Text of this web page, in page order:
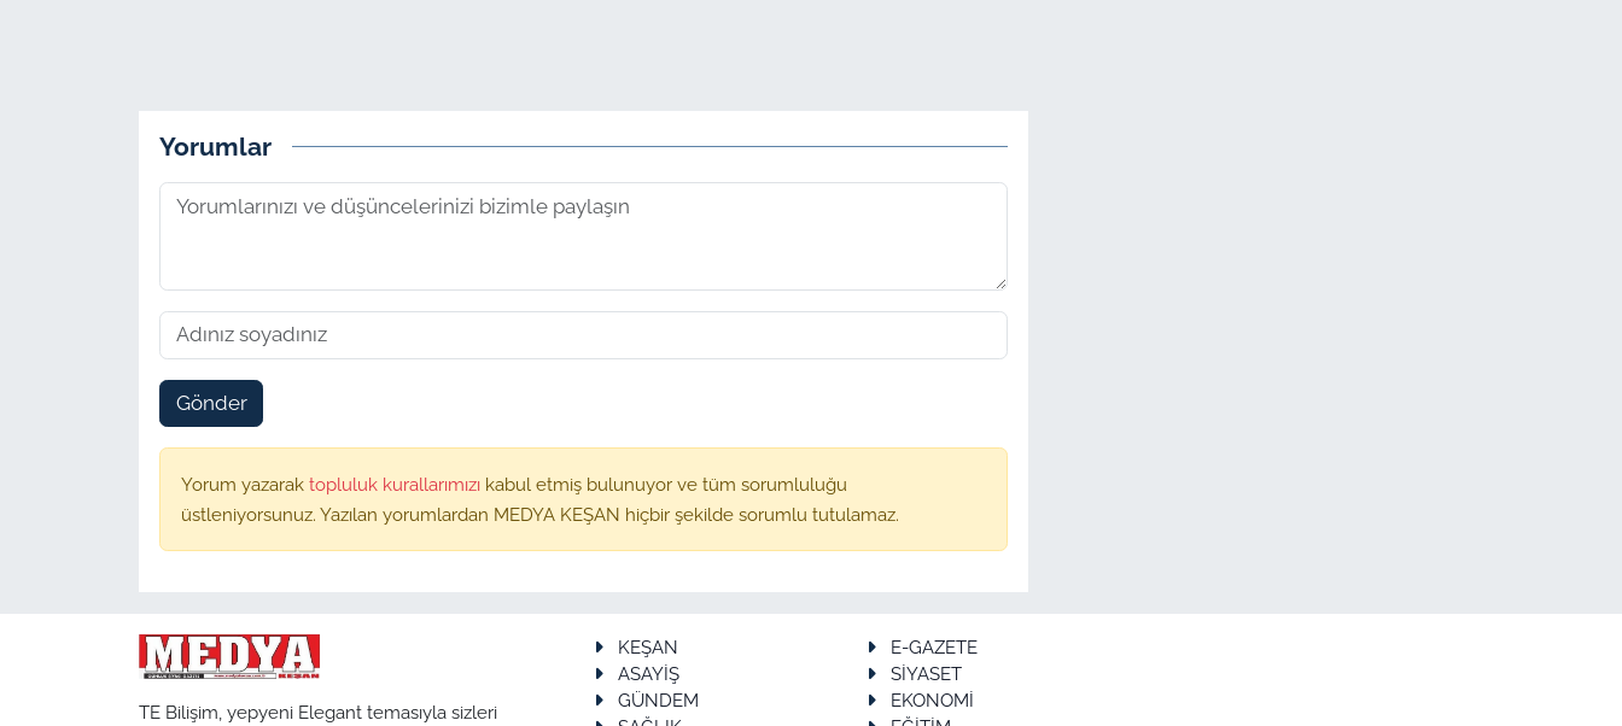
Yorumlar
Gönder
Yorum yazarak topluluk kurallarımızı kabul etmiş bulunuyor ve tüm sorumluluğu
üstleniyorsunuz. Yazılan yorumlardan MEDYA KEŞAN hiçbir şekilde sorumlu tutulamaz.
TE Bilişim, yepyeni Elegant temasıyla sizleri
KEŞAN
E-GAZETE
ASAYİŞ
SİYASET
GÜNDEM
EKONOMİ